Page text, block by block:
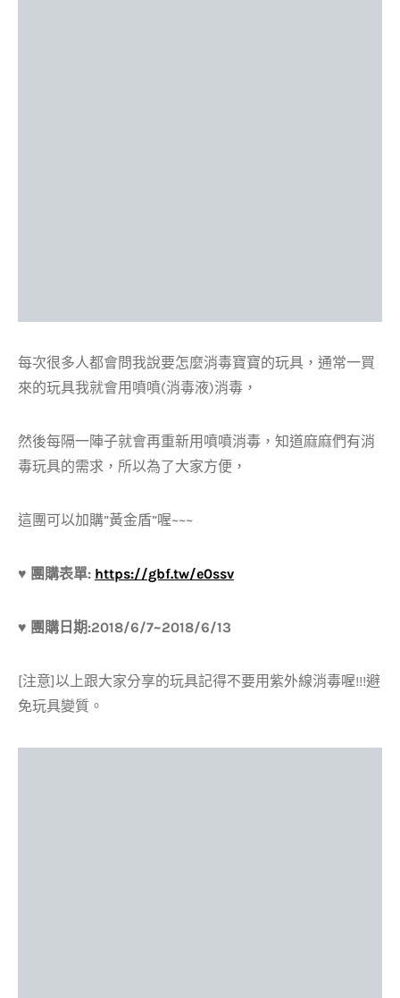
每次很多人都會問我說要怎麼消毒寶寶的玩具，通常一買
來的玩具我就會用噴噴(消毒液)消毒，
然後每隔一陣子就會再重新用噴噴消毒，知道麻麻們有消
毒玩具的需求，所以為了大家方便，
這團可以加購”黃金盾”喔~~~
♥ 團購表單: https://gbf.tw/e0ssv
♥ 團購日期:2018/6/7~2018/6/13
[注意]以上跟大家分享的玩具記得不要用紫外線消毒喔!!!避
免玩具變質。